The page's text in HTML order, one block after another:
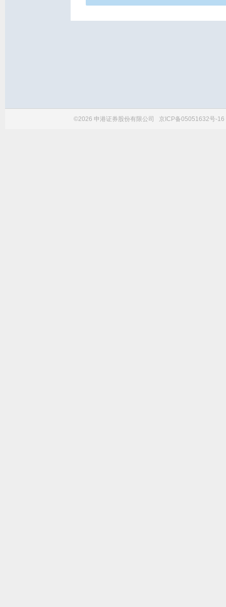
©2026 申港证券股份有限公司 京ICP备05051632号-16